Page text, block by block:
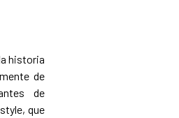
historia
de
de
que